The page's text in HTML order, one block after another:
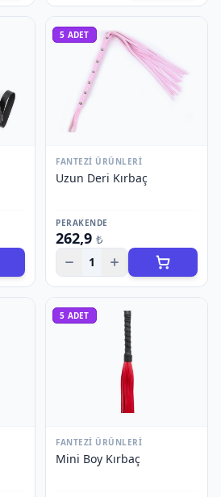
5 ADET
FANTEZI ÜRÜNLERI
Uzun Deri Kırbaç
PERAKENDE
262,9 ₺
1
5 ADET
FANTEZI ÜRÜNLERI
Mini Boy Kırbaç